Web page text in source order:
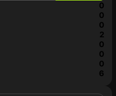
0
0
0
2
0
0
0
6